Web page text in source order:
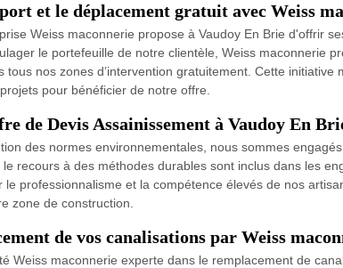
et le déplacement gratuit avec Weiss
Weiss maconnerie propose à Vaudoy En Brie d'offrir
le portefeuille de notre clientèle, Weiss maconnerie
tous nos zones d’intervention gratuitement. Cette
pour bénéficier de notre offre.
de Devis Assainissement à Vaudoy En
des normes environnementales, nous sommes
recours à des méthodes durables sont inclus dans les
le professionnalisme et la compétence élevés de nos
zone de construction.
de vos canalisations par Weiss
Weiss maconnerie experte dans le remplacement de